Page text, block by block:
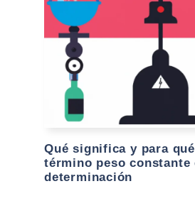
Qué significa y para
término peso constante
determinación